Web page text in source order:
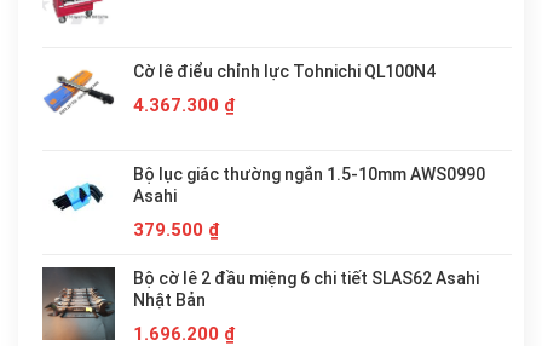
Cờ lê điểu chỉnh lực Tohnichi QL100N4
4.367.300 ₫
Bộ lục giác thường ngắn 1.5-10mm AWS0990
Asahi
379.500 ₫
Bộ cờ lê 2 đầu miệng 6 chi tiết SLAS62 Asahi
Nhật Bản
1.696.200 ₫